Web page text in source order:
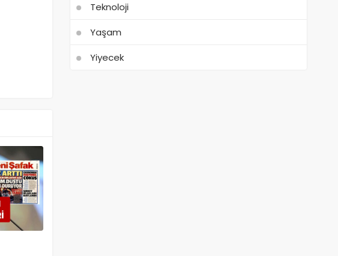
Teknoloji
Yaşam
Yiyecek